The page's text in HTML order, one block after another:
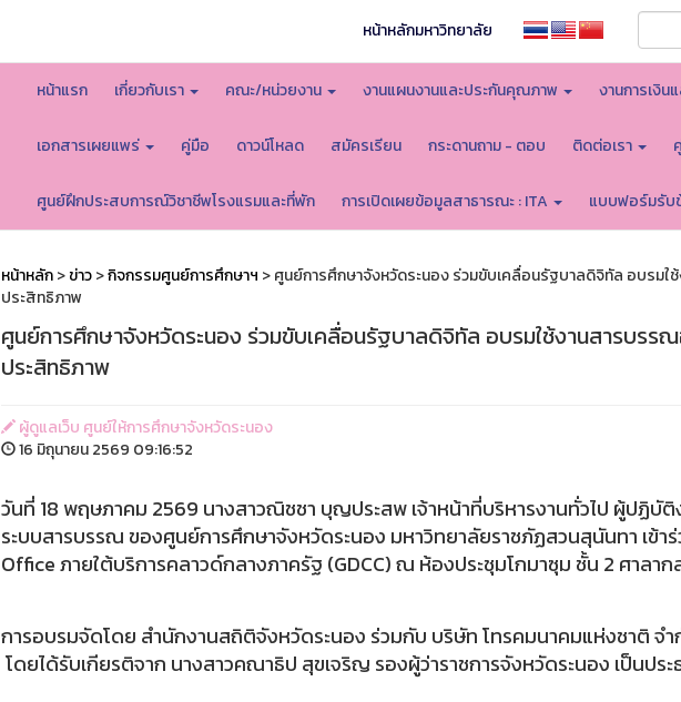
หน้าหลักมหาวิทยาลัย
หน้าแรก เกี่ยวกับเรา คณะ/หน่วยงาน งานแผนงานและประกันคุณภาพ งานการเงิน
เอกสารเผยแพร่ คู่มือ ดาวน์โหลด สมัครเรียน กระดานถาม - ตอบ ติดต่อเรา
ศูนย์ฝึกประสบการณ์วิชาชีพโรงแรมและที่พัก การเปิดเผยข้อมูลสาธารณะ : ITA แบบฟอร์มรับ
หน้าหลัก>ข่าว>กิจกรรมศูนย์การศึกษาฯ > ศูนย์การศึกษาจังหวัดระนอง ร่วมขับเคลื่อนรัฐบาลดิจิทัล อบรม
ประสิทธิภาพ
ศูนย์การศึกษาจังหวัดระนอง ร่วมขับเคลื่อนรัฐบาลดิจิทัล อบรมใช้งานสารบรร
ประสิทธิภาพ
ผู้ดูแลเว็บ ศูนย์ให้การศึกษาจังหวัดระนอง
16 มิถุนายน 2569 09:16:52
วันที่ 18 พฤษภาคม 2569 นางสาวณิชชา บุญประสพ เจ้าหน้าที่บริหารงานทั่วไป ผู้ปฏิบั
ระบบสารบรรณ ของศูนย์การศึกษาจังหวัดระนอง มหาวิทยาลัยราชภัฏสวนสุนันทา เข้า
Office ภายใต้บริการคลาวด์กลางภาครัฐ (GDCC) ณ ห้องประชุมโกมาซุม ชั้น 2 ศาลา
การอบรมจัดโดย สำนักงานสถิติจังหวัดระนอง ร่วมกับ บริษัท โทรคมนาคมแห่งชาติ จ
โดยได้รับเกียรติจาก นางสาวคณาธิป สุขเจริญ รองผู้ว่าราชการจังหวัดระนอง เป็นปร